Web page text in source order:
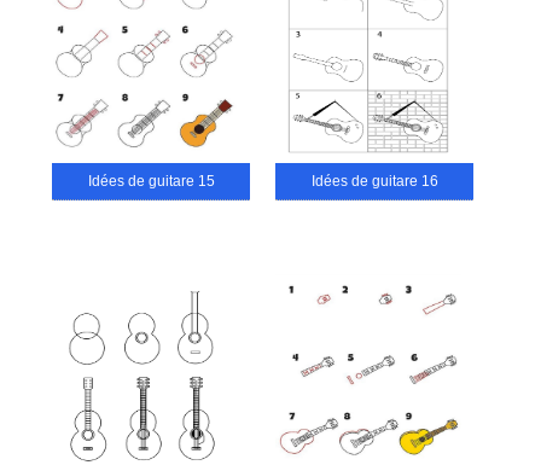
Idées de guitare 15 Idées de guitare 16